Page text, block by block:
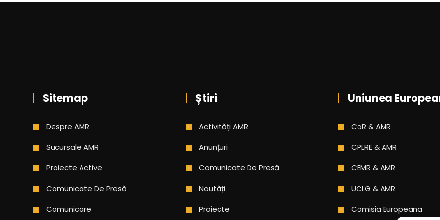
Sitemap
Despre AMR
Sucursale AMR
Proiecte Active
Comunicate De Presă
Comunicare
Știri
Activități AMR
Anunțuri
Comunicate De Presă
Noutăți
Proiecte
Uniunea
CoR & AMR
CPLRE & AMR
CEMR & AMR
UCLG & AMR
Comisia Europeana